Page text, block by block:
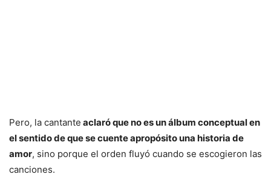
Pero, la cantante aclaró que no es un álbum conceptual en
el sentido de que se cuente apropósito una historia de
amor, sino porque el orden fluyó cuando se escogieron las
canciones.